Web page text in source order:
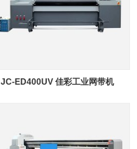
JC-ED400UV 佳彩工业网带机